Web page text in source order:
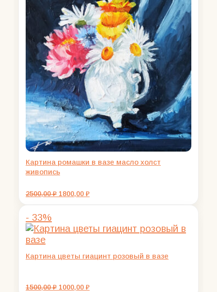
Картина ромашки в вазе масло холст
живопись
2500,00₽ Первоначальная
1800,00 ₽Текущая
- 33%
Картина цветы гиацинт розовый в вазе
1500,00₽ Первоначальная
1000,00 ₽Текущая